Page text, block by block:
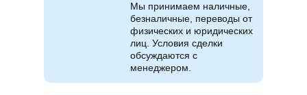
Мы принимаем наличные,
безналичные, переводы от
физических и юридических
лиц. Условия сделки
обсуждаются с
менеджером.